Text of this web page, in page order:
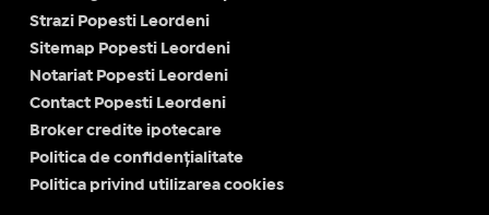
Strazi Popesti Leordeni
Sitemap Popesti Leordeni
Notariat Popesti Leordeni
Contact Popesti Leordeni
Broker credite ipotecare
Politica de confidențialitate
Politica privind utilizarea cookies